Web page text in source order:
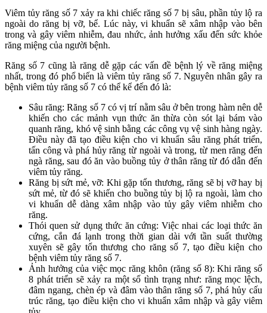
Viêm tủy răng số 7 xảy ra khi chiếc răng số 7 bị sâu, phần tủy lộ ra
ngoài do răng bị vỡ, bể. Lúc này, vi khuẩn sẽ xâm nhập vào bên
trong và gây viêm nhiễm, đau nhức, ảnh hưởng xấu đến sức khỏe
răng miệng của người bệnh.
Răng số 7 cũng là răng dễ gặp các vấn đề bệnh lý về răng miệng
nhất, trong đó phổ biến là viêm tủy răng số 7. Nguyên nhân gây ra
bệnh viêm tủy răng số 7 có thể kể đến đó là:
Sâu răng: Răng số 7 có vị trí nằm sâu ở bên trong hàm nên dễ
khiến cho các mảnh vụn thức ăn thừa còn sót lại bám vào
quanh răng, khó vệ sinh bằng các công vụ vệ sinh hàng ngày.
Điều này đã tạo điều kiện cho vi khuẩn sâu răng phát triển,
tấn công và phá hủy răng từ ngoài và trong, từ men răng đến
ngà răng, sau đó ăn vào buồng tủy ở thân răng từ đó dẫn đến
viêm tủy răng.
Răng bị sứt mẻ, vỡ: Khi gặp tổn thương, răng sẽ bị vỡ hay bị
sứt mẻ, từ đó sẽ khiến cho buồng tủy bị lộ ra ngoài, làm cho
vi khuẩn dễ dàng xâm nhập vào tủy gây viêm nhiễm cho
răng.
Thói quen sử dụng thức ăn cứng: Việc nhai các loại thức ăn
cứng, cắn đá lạnh trong thời gian dài với tần suất thường
xuyên sẽ gây tổn thương cho răng số 7, tạo điều kiện cho
bệnh viêm tủy răng số 7.
Ảnh hưởng của việc mọc răng khôn (răng số 8): Khi răng số
8 phát triển sẽ xảy ra một số tình trạng như: răng mọc lệch,
đâm ngang, chèn ép và đâm vào thân răng số 7, phá hủy cấu
trúc răng, tạo điều kiện cho vi khuẩn xâm nhập và gây viêm